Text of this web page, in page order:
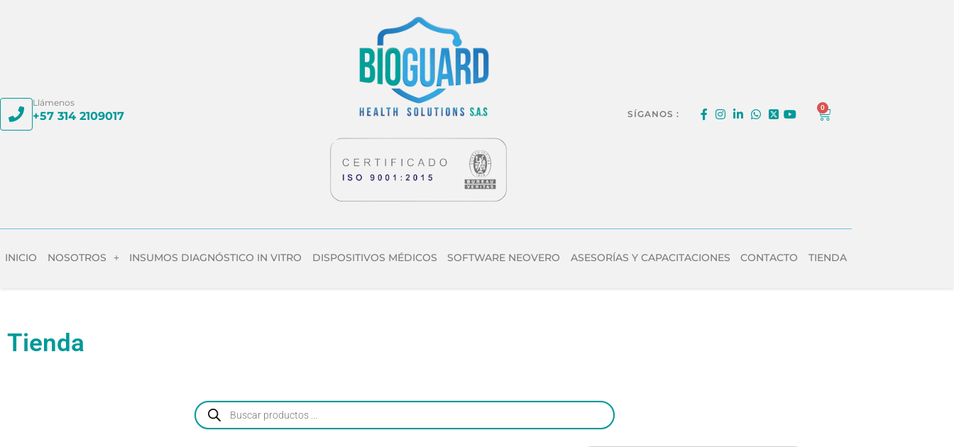
Llámenos
+57 314 2109017 SÍGANOS :
0
INICIO NOSOTROS INSUMOS DIAGNÓSTICO IN VITRO DISPOSITIVOS MÉDICOS SOFTWARE NEOVERO ASESORÍAS Y CAPACITACIONES CONTACTO TIENDA
Tienda